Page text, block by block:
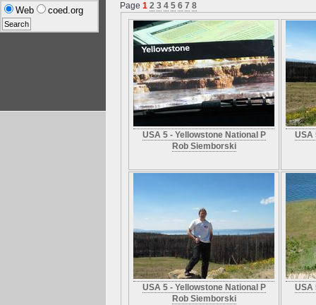
Web coed.org Page 1 2 3 4 5 6 7 8
USA 5 - Yellowstone National P
Rob Siemborski
USA
USA 5 - Yellowstone National P
Rob Siemborski
USA